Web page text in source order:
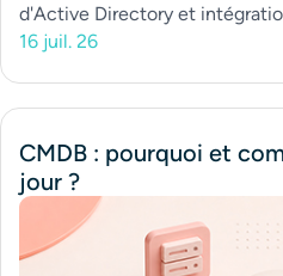
d'Active Directory et
16 juil. 26
CMDB : pourquoi et
jour ?